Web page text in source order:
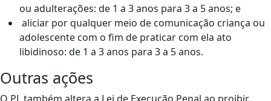
ou adulterações: de 1 a 3 anos para 3 a 5 anos; e
aliciar por qualquer meio de comunicação criança ou
adolescente com o fim de praticar com ela ato
libidinoso: de 1 a 3 anos para 3 a 5 anos.
Outras ações